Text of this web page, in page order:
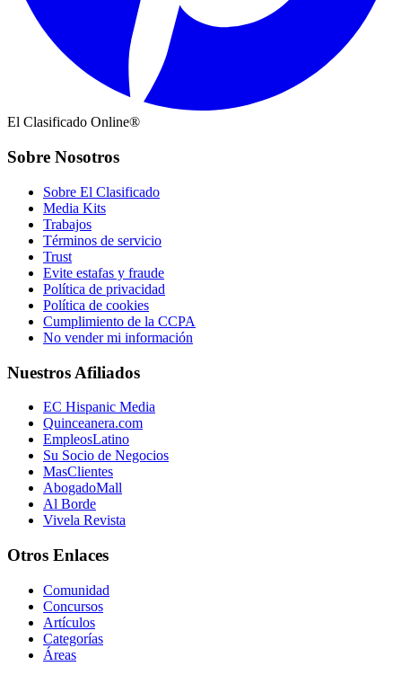
El Clasificado Online®
Sobre Nosotros
Sobre El Clasificado
Media Kits
Trabajos
Términos de servicio
Trust
Evite estafas y fraude
Política de privacidad
Política de cookies
Cumplimiento de la CCPA
No vender mi información
Nuestros Afiliados
EC Hispanic Media
Quinceanera.com
EmpleosLatino
Su Socio de Negocios
MasClientes
AbogadoMall
Al Borde
Vivela Revista
Otros Enlaces
Comunidad
Concursos
Artículos
Categorías
Áreas